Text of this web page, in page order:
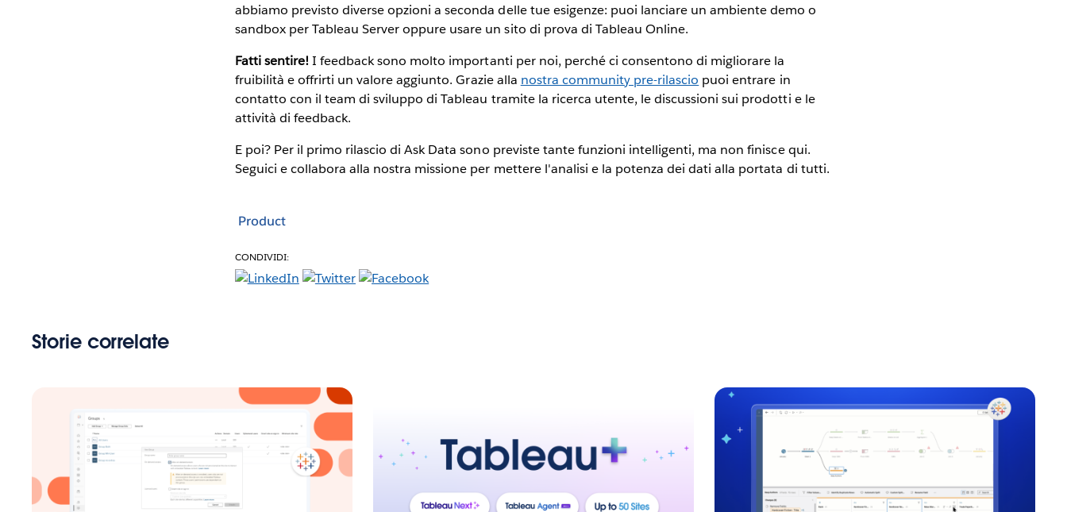
abbiamo previsto diverse opzioni a seconda delle tue esigenze: puoi lanciare un ambiente demo o
sandbox per Tableau Server oppure usare un sito di prova di Tableau Online.
Fatti sentire! I feedback sono molto importanti per noi, perché ci consentono di migliorare la
fruibilità e offrirti un valore aggiunto. Grazie alla nostra community pre-rilascio puoi entrare in
contatto con il team di sviluppo di Tableau tramite la ricerca utente, le discussioni sui prodotti e le
attività di feedback.
E poi? Per il primo rilascio di Ask Data sono previste tante funzioni intelligenti, ma non finisce qui.
Seguici e collabora alla nostra missione per mettere l'analisi e la potenza dei dati alla portata di tutti.
Product
CONDIVIDI:
Storie correlate